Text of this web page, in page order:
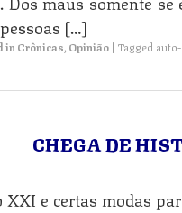
[…]
inCrônicas,Opinião | Tagged
CHEGA DE
e certas modas